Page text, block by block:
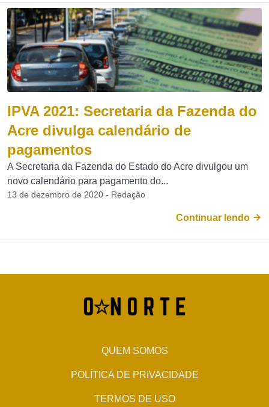
IPVA 2021: Secretaria da Fazenda do
Acre divulga calendário de
pagamentos
A Secretaria da Fazenda do Estado do Acre divulgou um
novo calendário para pagamento do...
13 de dezembro de 2020 - Redação
Continuar lendo
QUEM SOMOS
POLÍTICA DE PRIVACIDADE
TERMOS DE USO